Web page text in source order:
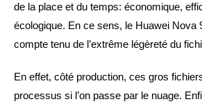
de la place et du temps: économique,
écologique. En ce sens, le Huawei Nova
compte tenu de l’extrême légèreté du
En effet, côté production, ces gros
processus si l’on passe par le nuage.